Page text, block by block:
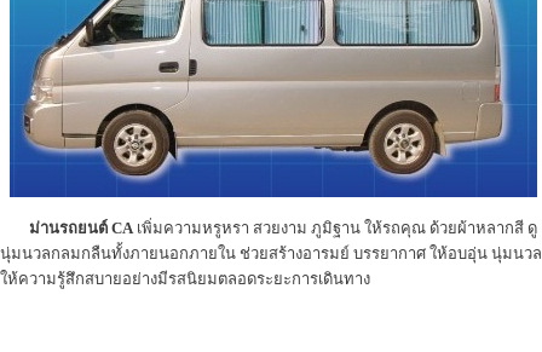
ม่านรถยนต์ CA เพิ่มความหรูหรา สวยงาม ภูมิฐาน ให้รถคุณ ด้วยผ้าหลากสี ดู
นุ่มนวลกลมกลืนทั้งภายนอกภายใน ช่วยสร้างอารมย์ บรรยากาศ ให้อบอุ่น นุ่มนวล
ให้ความรู้สึกสบายอย่างมีรสนิยมตลอดระยะการเดินทาง